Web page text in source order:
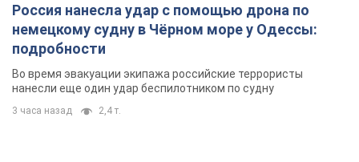
Россия нанесла удар с помощью дрона по
немецкому судну в Чёрном море у Одессы:
подробности
Во время эвакуации экипажа российские террористы
нанесли еще один удар беспилотником по судну
3 часа назад 2,4 т.